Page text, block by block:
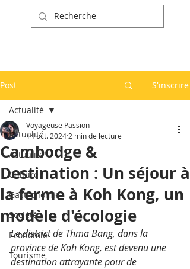
Post S'inscrire
Actualité
Actualité
Culture
Gastronomie
Société
Economie
Tourisme
Actualité
Cambodge &
Destination : Un séjour à
la ferme à Koh Kong, un
modèle d'écologie
Voyageuse Passion
14 oct. 2024 2 min de lecture
Le district de Thma Bang, dans la
province de Koh Kong, est devenu une
destination attrayante pour de